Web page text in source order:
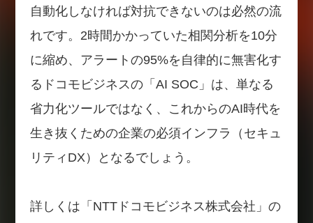
自動化しなければ対抗できないのは必然の流
れです。2時間かかっていた相関分析を10分
に縮め、アラートの95%を自律的に無害化す
るドコモビジネスの「AI SOC」は、単なる
省力化ツールではなく、これからのAI時代を
生き抜くための企業の必須インフラ（セキュ
リティDX）となるでしょう。
詳しくは「NTTドコモビジネス株式会社」の